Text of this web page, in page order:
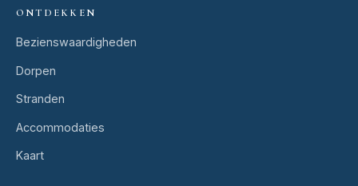
ONTDEKKEN
Bezienswaardigheden
Dorpen
Stranden
Accommodaties
Kaart